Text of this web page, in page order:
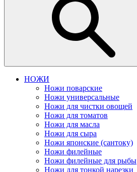
НОЖИ
Ножи поварские
Ножи универсальные
Ножи для чистки овощей
Ножи для томатов
Ножи для масла
Ножи для сыра
Ножи японские (сантоку)
Ножи филейные
Ножи филейные для рыбы
Ножи для тонкой нарезки